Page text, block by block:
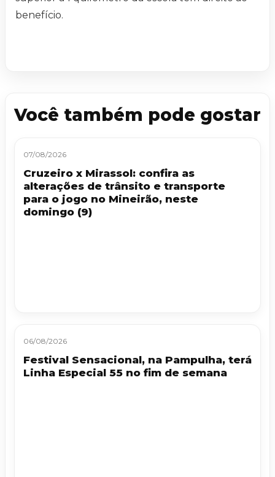
benefício.
Você também pode gostar
07/08/2026
Cruzeiro x Mirassol: confira as
alterações de trânsito e transporte
para o jogo no Mineirão, neste
domingo (9)
06/08/2026
Festival Sensacional, na Pampulha, terá
Linha Especial 55 no fim de semana